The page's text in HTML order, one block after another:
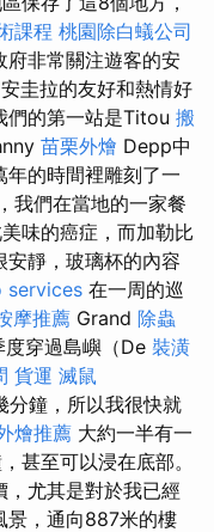
課程 桃園除白蟻公司
府非常關注遊客的安
安圭拉的友好和熱情好
們的第一站是Titou 搬
苗栗外燴 Depp中
的時間裡雕刻了一
我們在當地的一家餐
味的癌症，而加勒比
靜，玻璃杯的內容
services 在一周的巡
摩推薦 Grand 除蟲
穿過島嶼（De 裝潢
貨運 滅鼠
分鐘，所以我很快就
燴推薦 大約一半有一
甚至可以浸在底部。
，尤其是對於我已經
景，通向887米的樓